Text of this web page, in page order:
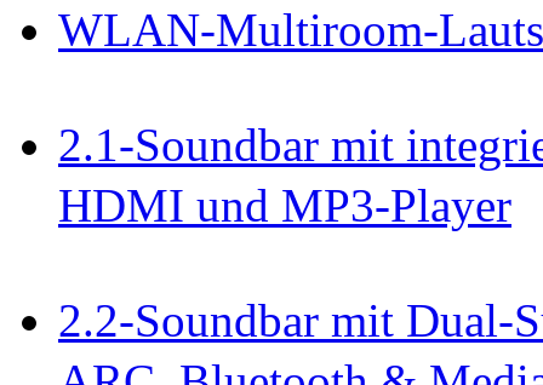
WLAN-Multiroom-
2.1-Soundbar mit
HDMI und MP3-Player
2.2-Soundbar mit Dual-